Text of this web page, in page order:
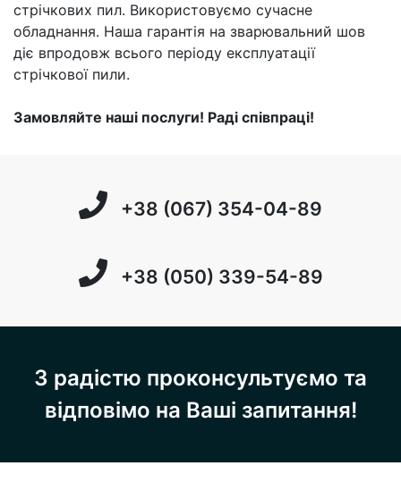
стрічкових пил. Використовуємо сучасне
обладнання. Наша гарантія на зварювальний шов
діє впродовж всього періоду експлуатації
стрічкової пили.
Замовляйте наші послуги! Раді співпраці!
+38 (067) 354-04-89
+38 (050) 339-54-89
З радістю проконсультуємо та
відповімо на Ваші запитання!